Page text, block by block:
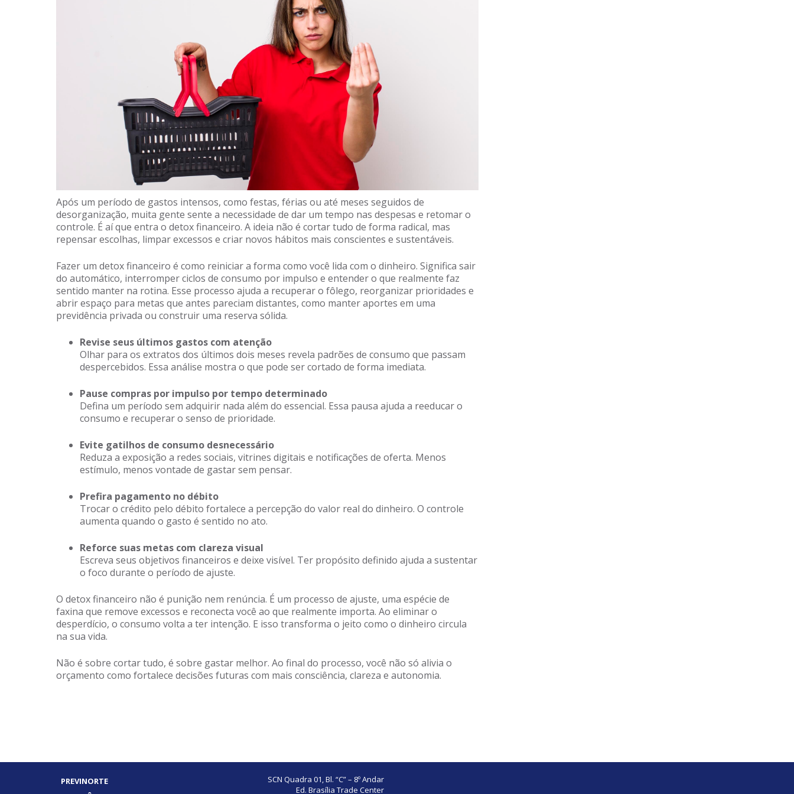
Após um período de gastos intensos, como festas, férias ou até meses seguidos de
desorganização, muita gente sente a necessidade de dar um tempo nas despesas e retomar o
controle. É aí que entra o detox financeiro. A ideia não é cortar tudo de forma radical, mas
repensar escolhas, limpar excessos e criar novos hábitos mais conscientes e sustentáveis.
Fazer um detox financeiro é como reiniciar a forma como você lida com o dinheiro. Significa sair
do automático, interromper ciclos de consumo por impulso e entender o que realmente faz
sentido manter na rotina. Esse processo ajuda a recuperar o fôlego, reorganizar prioridades e
abrir espaço para metas que antes pareciam distantes, como manter aportes em uma
previdência privada ou construir uma reserva sólida.
Revise seus últimos gastos com atenção
Olhar para os extratos dos últimos dois meses revela padrões de consumo que passam
despercebidos. Essa análise mostra o que pode ser cortado de forma imediata.
Pause compras por impulso por tempo determinado
Defina um período sem adquirir nada além do essencial. Essa pausa ajuda a reeducar o
consumo e recuperar o senso de prioridade.
Evite gatilhos de consumo desnecessário
Reduza a exposição a redes sociais, vitrines digitais e notificações de oferta. Menos
estímulo, menos vontade de gastar sem pensar.
Prefira pagamento no débito
Trocar o crédito pelo débito fortalece a percepção do valor real do dinheiro. O controle
aumenta quando o gasto é sentido no ato.
Reforce suas metas com clareza visual
Escreva seus objetivos financeiros e deixe visível. Ter propósito definido ajuda a sustentar
o foco durante o período de ajuste.
O detox financeiro não é punição nem renúncia. É um processo de ajuste, uma espécie de
faxina que remove excessos e reconecta você ao que realmente importa. Ao eliminar o
desperdício, o consumo volta a ter intenção. E isso transforma o jeito como o dinheiro circula
na sua vida.
Não é sobre cortar tudo, é sobre gastar melhor. Ao final do processo, você não só alivia o
orçamento como fortalece decisões futuras com mais consciência, clareza e autonomia.
PREVINORTE
SCN Quadra 01, Bl. “C” – 8º Andar
Ed. Brasília Trade Center